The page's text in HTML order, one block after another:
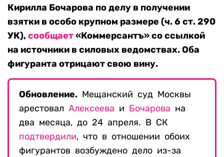
Кирилла Бочарова по делу в получении
взятки в особо крупном размере (ч. 6 ст. 290
УК),сообщает«Коммерсантъ» со ссылкой
на источники в силовых ведомствах. Оба
фигуранта отрицают свою вину.
Обновление. Мещанский суд Москвы
арестовал Алексеева и Бочарова на
два месяца, до 24 апреля. В СК
подтвердили, что в отношении обоих
фигурантов возбуждено дело из-за